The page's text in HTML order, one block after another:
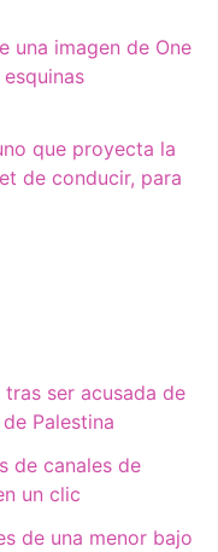
una imagen de One
que proyecta la
de conducir, para
ser acusada de
Palestina
de canales de
un clic
de una menor bajo